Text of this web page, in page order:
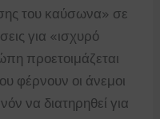
του καύσωνα» σε
για «ισχυρό
προετοιμάζεται
φέρνουν οι άνεμοι
να διατηρηθεί για